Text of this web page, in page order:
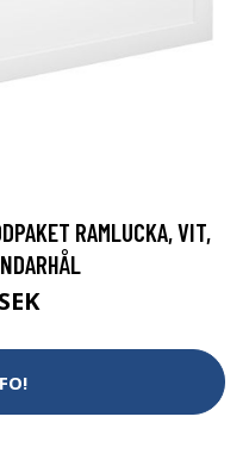
RAMLUCKA, VIT,